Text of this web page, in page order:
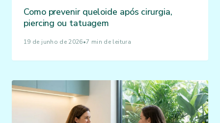
Como prevenir queloide após cirurgia,
piercing ou tatuagem
19 de junho de 2026•7 min de leitura